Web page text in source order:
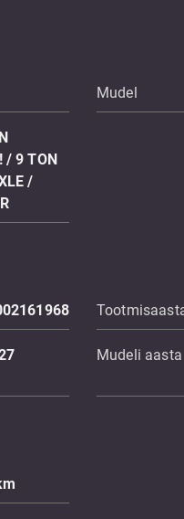
Mudel
/ 9 TON
/
Mudeli aasta